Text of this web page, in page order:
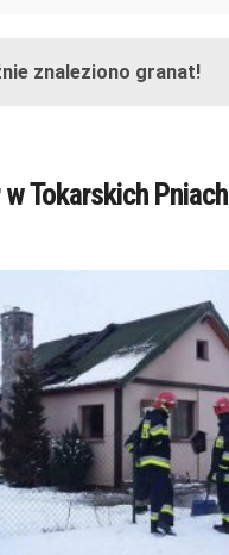
znaleziono granat!
Tokarskich Pniach